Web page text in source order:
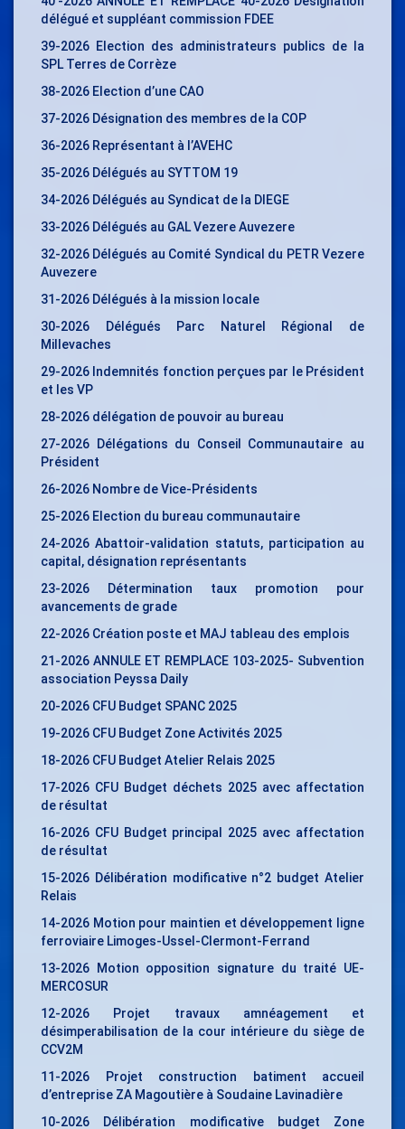
délégué et suppléant commission FDEE
39-2026 Election des administrateurs publics de la
SPL Terres de Corrèze
38-2026 Election d’une CAO
37-2026 Désignation des membres de la COP
36-2026 Représentant à l’AVEHC
35-2026 Délégués au SYTTOM 19
34-2026 Délégués au Syndicat de la DIEGE
33-2026 Délégués au GAL Vezere Auvezere
32-2026 Délégués au Comité Syndical du PETR Vezere
Auvezere
31-2026 Délégués à la mission locale
30-2026 Délégués Parc Naturel Régional de
Millevaches
29-2026 Indemnités fonction perçues par le Président
et les VP
28-2026 délégation de pouvoir au bureau
27-2026 Délégations du Conseil Communautaire au
Président
26-2026 Nombre de Vice-Présidents
25-2026 Election du bureau communautaire
24-2026 Abattoir-validation statuts, participation au
capital, désignation représentants
23-2026 Détermination taux promotion pour
avancements de grade
22-2026 Création poste et MAJ tableau des emplois
21-2026 ANNULE ET REMPLACE 103-2025- Subvention
association Peyssa Daily
20-2026 CFU Budget SPANC 2025
19-2026 CFU Budget Zone Activités 2025
18-2026 CFU Budget Atelier Relais 2025
17-2026 CFU Budget déchets 2025 avec affectation
de résultat
16-2026 CFU Budget principal 2025 avec affectation
de résultat
15-2026 Délibération modificative n°2 budget Atelier
Relais
14-2026 Motion pour maintien et développement ligne
ferroviaire Limoges-Ussel-Clermont-Ferrand
13-2026 Motion opposition signature du traité UE-
MERCOSUR
12-2026 Projet travaux amnéagement et
désimperabilisation de la cour intérieure du siège de
CCV2M
11-2026 Projet construction batiment accueil
d’entreprise ZA Magoutière à Soudaine Lavinadière
10-2026 Délibération modificative budget Zone